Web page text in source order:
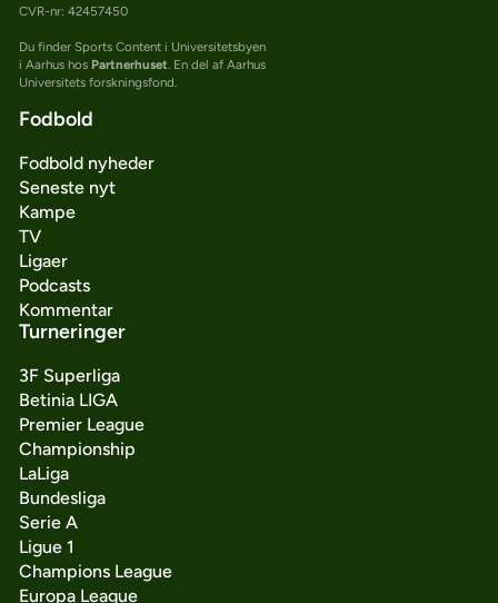
CVR-nr: 42457450
Du finder Sports Content i Universitetsbyen
i Aarhus hos Partnerhuset. En del af Aarhus
Universitets forskningsfond.
Fodbold
Fodbold nyheder
Seneste nyt
Kampe
TV
Ligaer
Podcasts
Kommentar
Turneringer
3F Superliga
Betinia LIGA
Premier League
Championship
LaLiga
Bundesliga
Serie A
Ligue 1
Champions League
Europa League